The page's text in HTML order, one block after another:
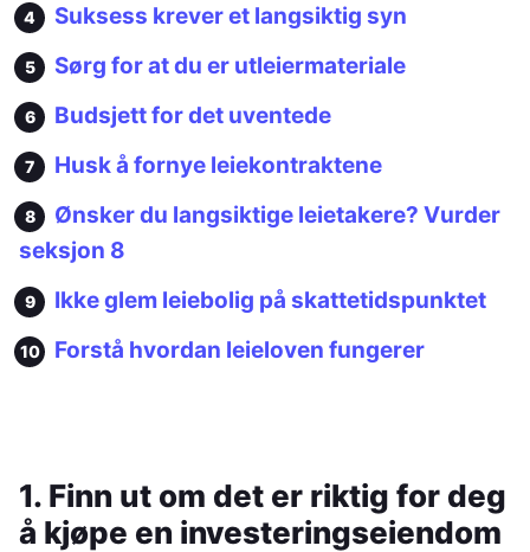
Suksess krever et langsiktig syn
Sørg for at du er utleiermateriale
Budsjett for det uventede
Husk å fornye leiekontraktene
Ønsker du langsiktige leietakere? Vurder
seksjon 8
Ikke glem leiebolig på skattetidspunktet
Forstå hvordan leieloven fungerer
1. Finn ut om det er riktig for deg
å kjøpe en investeringseiendom